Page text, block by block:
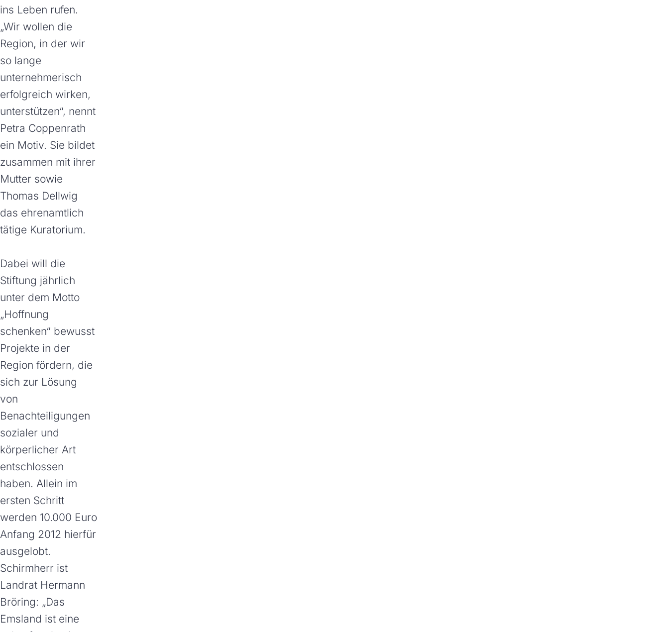
ins Leben rufen.
„Wir wollen die
Region, in der wir
so lange
unternehmerisch
erfolgreich wirken,
unterstützen“, nennt
Petra Coppenrath
ein Motiv. Sie bildet
zusammen mit ihrer
Mutter sowie
Thomas Dellwig
das ehrenamtlich
tätige Kuratorium.
Dabei will die
Stiftung jährlich
unter dem Motto
„Hoffnung
schenken“ bewusst
Projekte in der
Region fördern, die
sich zur Lösung
von
Benachteiligungen
sozialer und
körperlicher Art
entschlossen
haben. Allein im
ersten Schritt
werden 10.000 Euro
Anfang 2012 hierfür
ausgelobt.
Schirmherr ist
Landrat Hermann
Bröring: „Das
Emsland ist eine